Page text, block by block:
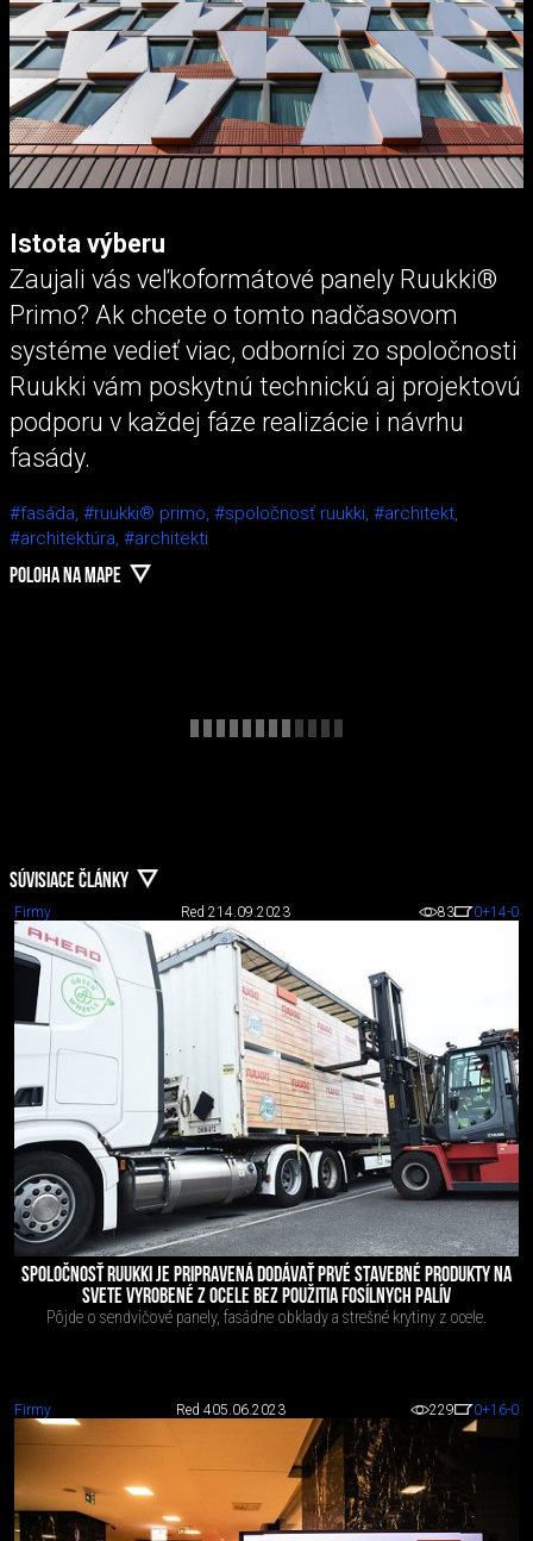
Istota výberu
Zaujali vás veľkoformátové panely Ruukki®
Primo? Ak chcete o tomto nadčasovom
systéme vedieť viac, odborníci zo spoločnosti
Ruukki vám poskytnú technickú aj projektovú
podporu v každej fáze realizácie i návrhu
fasády.
#fasáda, #ruukki® primo, #spoločnosť ruukki, #architekt,
#architektúra, #architekti
POLOHA NA MAPE
SÚVISIACE ČLÁNKY
Firmy Red 214.09.2023 83 0+14-0
SPOLOČNOSŤ RUUKKI JE PRIPRAVENÁ DODÁVAŤ PRVÉ STAVEBNÉ PRODUKTY NA
SVETE VYROBENÉ Z OCELE BEZ POUŽITIA FOSÍLNYCH PALÍV
Pôjde o sendvičové panely, fasádne obklady a strešné krytiny z ocele.
Firmy Red 405.06.2023 229 0+16-0